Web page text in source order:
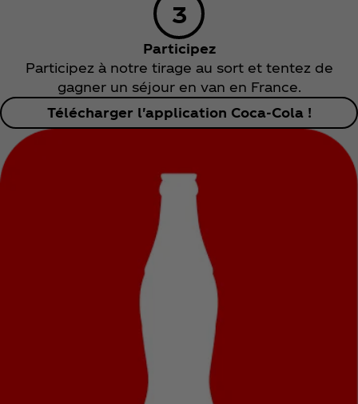
Participez
Participez à notre tirage au sort et tentez de
gagner un séjour en van en France.
Télécharger l'application Coca‑Cola !